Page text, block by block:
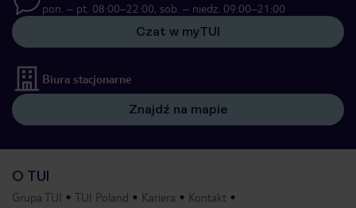
pon. – pt. 08:00–22:00, sob. – niedz. 09:00–21:00
Czat w myTUI
Biura stacjonarne
Znajdź na mapie
O TUI
Grupa TUI TUI Poland Kariera
Kontakt